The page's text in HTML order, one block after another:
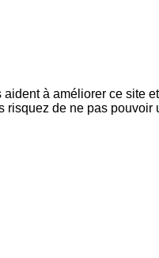
à améliorer ce site
de ne pas pouvoir